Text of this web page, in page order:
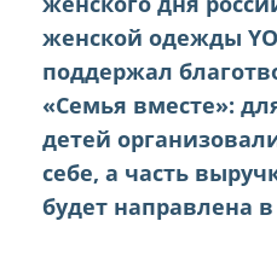
женской одежды
поддержал
«Семья вместе»:
детей
себе, а часть
будет направлена